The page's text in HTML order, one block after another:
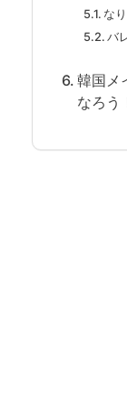
な
バ
韓国メ
なろう